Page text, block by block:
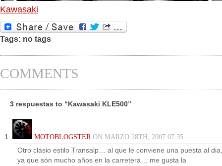
Kawasaki
Tags: no tags
COMMENTS
3 respuestas to “Kawasaki KLE500”
MOTOBLOGSTERON MARZO 28TH, 2007 07:35
Otro clásio estilo Transalp… al que le conviene una puesta al dia,
ya que són mucho años en la carretera… me gusta la